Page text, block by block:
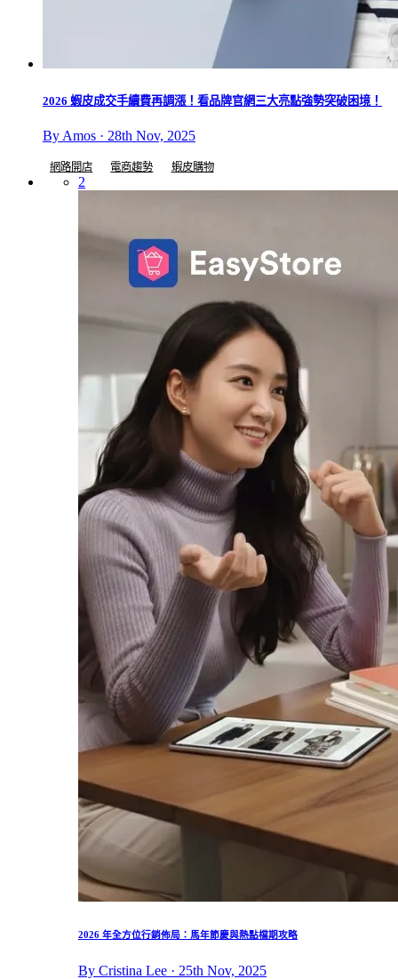
2026 蝦皮成交手續費再調漲！看品牌官網三大亮點強勢突破困境！
By Amos · 28th Nov, 2025
網路開店 電商趨勢 蝦皮購物
2
2026 年全方位行銷佈局：馬年節慶與熱點檔期攻略
By Cristina Lee · 25th Nov, 2025